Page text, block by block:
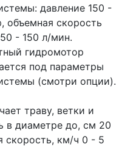
давление 150 -
объемная скорость
- 150 л/мин.
гидромотор
под параметры
(смотри опции).
траву, ветки и
в диаметре до, см 20
скорость, км/ч 0 - 5